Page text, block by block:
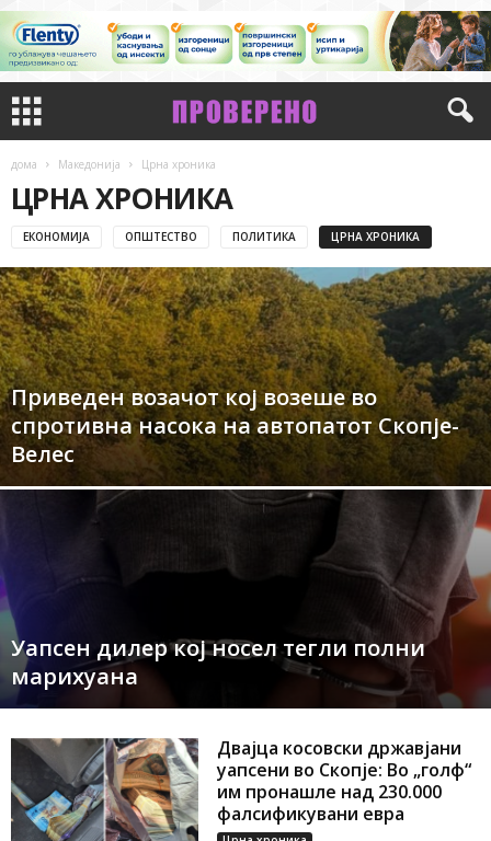
дома Македонија Црна хроника
ЦРНА ХРОНИКА
ЕКОНОМИЈА ОПШТЕСТВО ПОЛИТИКА ЦРНА ХРОНИКА
Приведен возачот кој возеше во
спротивна насока на автопатот Скопје-
Велес
Уапсен дилер кој носел тегли полни
марихуана
Двајца косовски државјани
уапсени во Скопје: Во „голф“
им пронашле над 230.000
фалсификувани евра